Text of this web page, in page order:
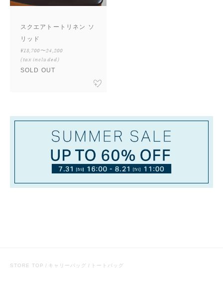
スクエアトートリネン ソ
リッド
¥18,700〜24,200
(tax included)
SOLD OUT
STORE TOP キャリーバッグ トートバッグ